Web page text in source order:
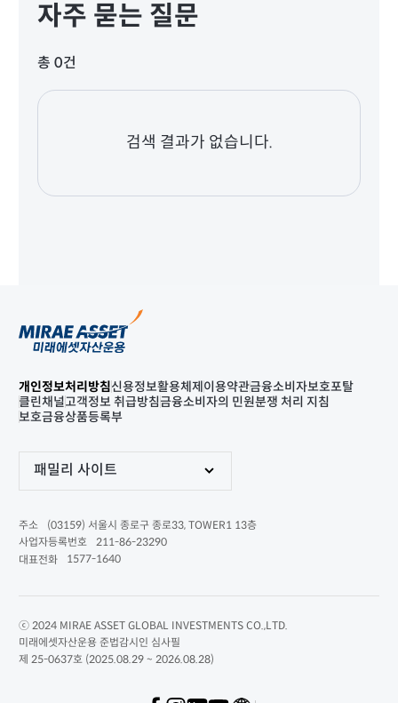
자주 묻는 질문
총 0건
검색 결과가 없습니다.
개인정보처리방침신용정보활용체제 이용약관금융소비자보호포탈
클린채널고객정보 취급방침금융소비자의 민원분쟁 처리 지침
보호금융상품등록부
패밀리 사이트
주소
(03159) 서울시 종로구 종로33, TOWER1 13층
사업자등록번호
211-86-23290
대표전화
1577-1640
ⓒ 2024 MIRAE ASSET GLOBAL INVESTMENTS CO.,LTD.
미래에셋자산운용 준법감시인 심사필
제 25-0637호 (2025.08.29 ~ 2026.08.28)